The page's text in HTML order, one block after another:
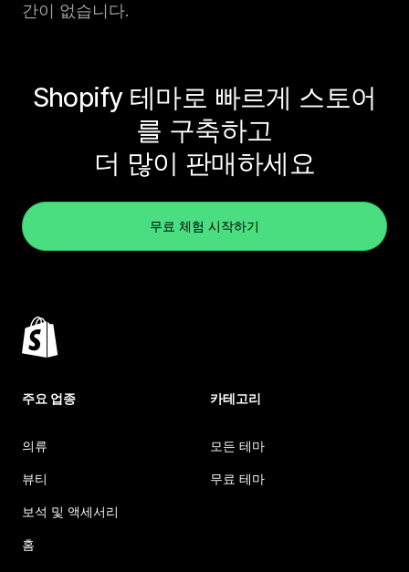
간이 없습니다.
Shopify 테마로 빠르게 스토어
를 구축하고
더 많이 판매하세요
무료 체험 시작하기
주요 업종
의류
뷰티
보석 및 액세서리
홈
카테고리
모든 테마
무료 테마